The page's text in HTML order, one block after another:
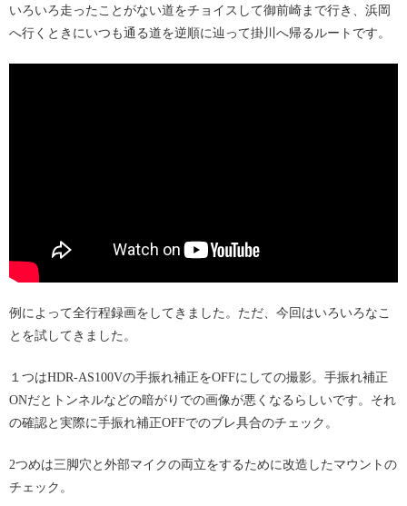
いろいろ走ったことがない道をチョイスして御前崎まで行き、浜岡
へ行くときにいつも通る道を逆順に辿って掛川へ帰るルートです。
例によって全行程録画をしてきました。ただ、今回はいろいろなこ
とを試してきました。
１つはHDR-AS100Vの手振れ補正をOFFにしての撮影。手振れ補正
ONだとトンネルなどの暗がりでの画像が悪くなるらしいです。それ
の確認と実際に手振れ補正OFFでのブレ具合のチェック。
2つめは三脚穴と外部マイクの両立をするために改造したマウントの
チェック。